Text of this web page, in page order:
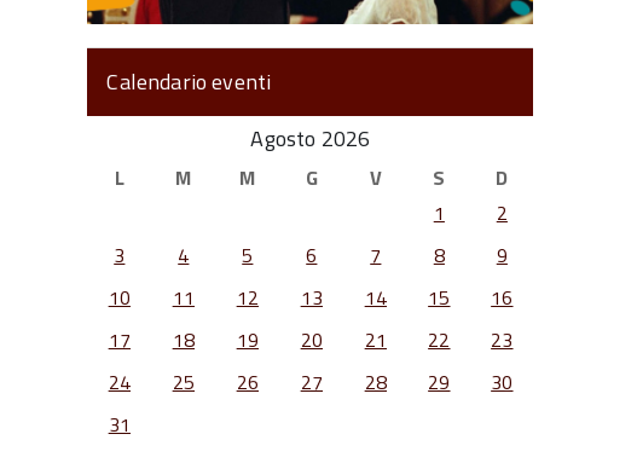
Calendario eventi
Agosto 2026
L M M G V S
D
1
2
3
4 5 6 7 8
9
10
11 12 13 14 15
16
17
18 19 20 21 22
23
24
25 26 27 28 29
30
31